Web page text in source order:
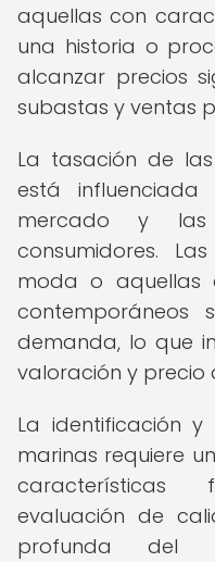
aquellas con
una historia o
alcanzar precios
subastas y ventas
La tasación de
está
mercado y las
consumidores.
moda o aquellas
contemporáneos
demanda, lo que
valoración y precio
La identificación
marinas requiere
evaluación de
profunda del